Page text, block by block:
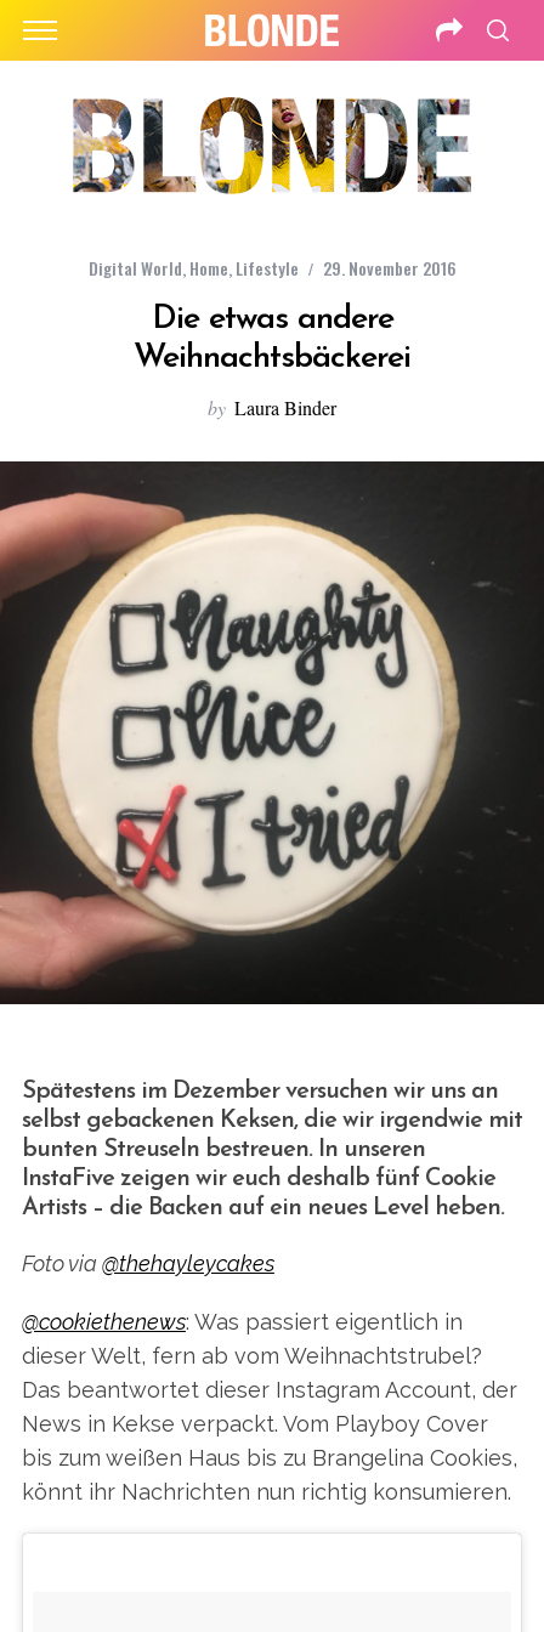
Digital World,Home,Lifestyle 29. November 2016
Die etwas andere
Weihnachtsbäckerei
by Laura Binder
Spätestens im Dezember versuchen wir uns an
selbst gebackenen Keksen, die wir irgendwie mit
bunten Streuseln bestreuen. In unseren
InstaFive zeigen wir euch deshalb fünf Cookie
Artists – die Backen auf ein neues Level heben.
Foto via @thehayleycakes
@cookiethenews: Was passiert eigentlich in
dieser Welt, fern ab vom Weihnachtstrubel?
Das beantwortet dieser Instagram Account, der
News in Kekse verpackt. Vom Playboy Cover
bis zum weißen Haus bis zu Brangelina Cookies,
könnt ihr Nachrichten nun richtig konsumieren.